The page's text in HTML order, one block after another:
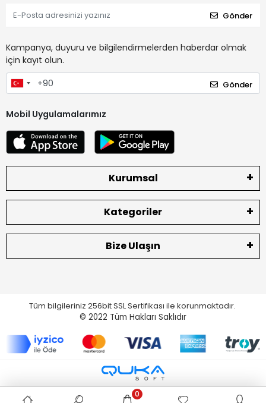
Gönder
Kampanya, duyuru ve bilgilendirmelerden haberdar olmak
için kayıt olun.
Gönder
Mobil Uygulamalarımız
Kurumsal
Kategoriler
Bize Ulaşın
Tüm bilgileriniz 256bit SSL Sertifikası ile korunmaktadır.
© 2022 Tüm Hakları Saklıdır
0